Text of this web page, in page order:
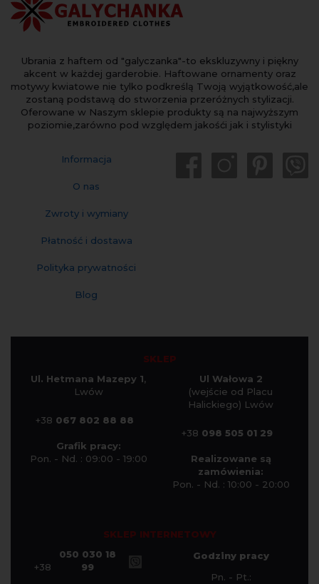
Ubrania z haftem od "galyczanka"-to ekskluzywny i piękny
akcent w każdej garderobie. Haftowane ornamenty oraz
motywy kwiatowe nie tylko podkreślą Twoją wyjątkowość,ale
zostaną podstawą do stworzenia przeróżnych stylizacji.
Oferowane w Naszym sklepie produkty są na najwyższym
poziomie,zarówno pod względem jakośći jak i stylistyki
Informacja
O nas
Zwroty i wymiany
Płatność i dostawa
Polityka prywatności
Blog
SKLEP
Ul. Hetmana Mazepy 1,
Lwów
+38 067 802 88 88
Grafik pracy:
Pon. - Nd. : 09:00 - 19:00
Ul Wałowa 2
(wejście od Placu
Halickiego) Lwów
+38 098 505 01 29
Realizowane są
zamówienia:
Pon. - Nd. : 10:00 - 20:00
SKLEP INTERNETOWY
+38
050 030 18
99
Godziny pracy
Pn. - Pt.: